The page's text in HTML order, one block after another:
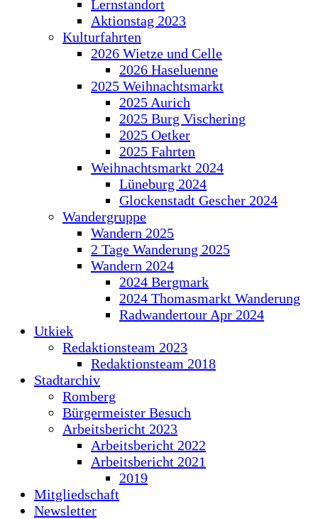
Lernstandort
Aktionstag 2023
Kulturfahrten
2026 Wietze und Celle
2026 Haseluenne
2025 Weihnachtsmarkt
2025 Aurich
2025 Burg Vischering
2025 Oetker
2025 Fahrten
Weihnachtsmarkt 2024
Lüneburg 2024
Glockenstadt Gescher 2024
Wandergruppe
Wandern 2025
2 Tage Wanderung 2025
Wandern 2024
2024 Bergmark
2024 Thomasmarkt Wanderung
Radwandertour Apr 2024
Utkiek
Redaktionsteam 2023
Redaktionsteam 2018
Stadtarchiv
Romberg
Bürgermeister Besuch
Arbeitsbericht 2023
Arbeitsbericht 2022
Arbeitsbericht 2021
2019
Mitgliedschaft
Newsletter